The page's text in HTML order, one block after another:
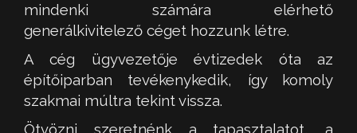
mindenki számára elérhető
generálkivitelező céget hozzunk létre.
A cég ügyvezetője évtizedek óta az
építőiparban tevékenykedik, így komoly
szakmai múltra tekint vissza.
Ötvözni szeretnénk a tapasztalatot, a